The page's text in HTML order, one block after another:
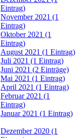
Eintrag)
November 2021 (1
Eintrag)
Oktober 2021 (1
Eintrag)
August 2021 (1 Eintrag)
Juli 2021 (1 Eintrag)
Juni 2021 (2 Einträge)
Mai 2021 (1 Eintrag)
April 2021 (1 Eintrag)
Februar 2021 (1
Eintrag)
Januar 2021 (1 Eintrag)
Dezember 2020 (1